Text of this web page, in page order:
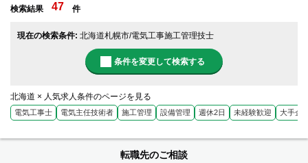
検索結果 47 件
現在の検索条件: 北海道札幌市/電気工事施工管理技士
条件を変更して検索する
北海道 × 人気求人条件のページを見る
電気工事士 電気主任技術者 施工管理 設備管理 週休2日 未経験歓迎 大手企
転職先のご相談